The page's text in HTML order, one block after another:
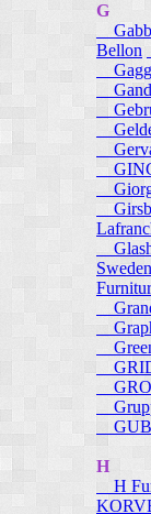
G
Bellon
H
H